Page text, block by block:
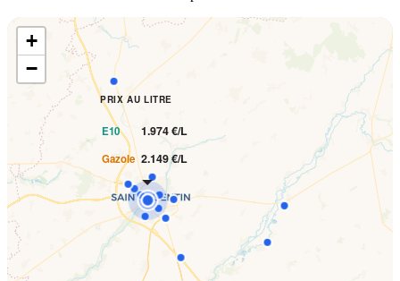
PRIX AU LITRE
E10 1.974 €/L
Gazole 2.149 €/L
+
−